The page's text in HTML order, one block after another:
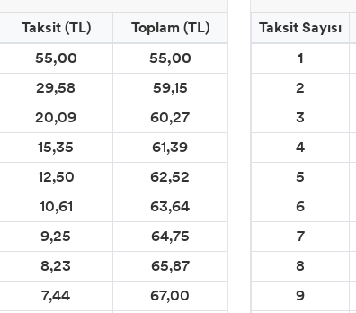
Taksit (TL)
Toplam (TL)
55,00
55,00
29,58
59,15
20,09
60,27
15,35
61,39
12,50
62,52
10,61
63,64
9,25
64,75
8,23
65,87
7,44
67,00
Taksit Sayısı
1
2
3
4
5
6
7
8
9